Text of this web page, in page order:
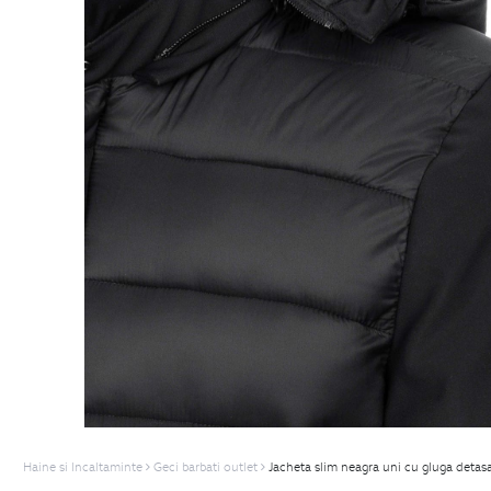
Haine si Incaltaminte Geci barbati outlet Jacheta slim neagra uni cu gluga